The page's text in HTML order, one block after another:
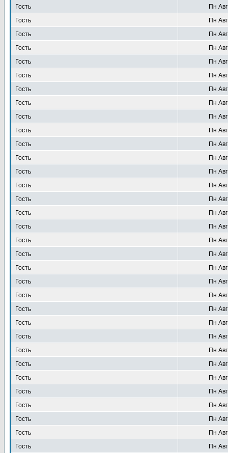
Гость
Пн
Гость
Пн
Гость
Пн
Гость
Пн
Гость
Пн
Гость
Пн
Гость
Пн
Гость
Пн
Гость
Пн
Гость
Пн
Гость
Пн
Гость
Пн
Гость
Пн
Гость
Пн
Гость
Пн
Гость
Пн
Гость
Пн
Гость
Пн
Гость
Пн
Гость
Пн
Гость
Пн
Гость
Пн
Гость
Пн
Гость
Пн
Гость
Пн
Гость
Пн
Гость
Пн
Гость
Пн
Гость
Пн
Гость
Пн
Гость
Пн
Гость
Пн
Гость
Пн